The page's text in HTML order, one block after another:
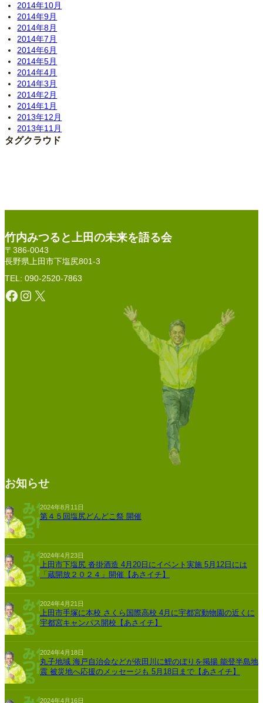
2014年10月
2014年9月
2014年8月
2014年7月
2014年6月
2014年5月
2014年4月
2014年3月
2014年2月
2014年1月
2013年12月
2013年11月
タグクラウド
竹内みつると上田の未来を語る会
〒386-0043
長野県上田市下塩尻801-3
TEL: 090-2520-7863
Facebook Instagram X
お知らせ
2024年8月11日
第４５回塩尻どんどこ祭 開催
2024年4月23日
上田市下塩尻 沓掛酒造 4月20日にイベント実施 5月12日には
「蔵開放２０２４」開催【あさイチ】
2024年4月21日
上田市手塚に本校 さくら国際高校 4月に宇都宮動物園の近くに
宇都宮キャンパス開校【あさイチ】
2024年4月18日
丸子地域 海戸自治会などが依田川に鯉のぼりを掲揚 能登半島地
震 被災地へ応援のメッセージも 5月18日まで【あさイチ】
2024年4月16日